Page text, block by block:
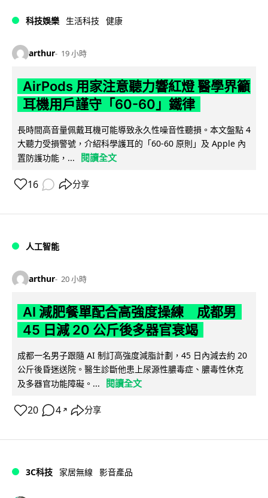
科技娛樂 生活科技 健康
arthur 19 小時
AirPods 用家注意聽力響紅燈 醫學界籲
耳機用戶謹守「60-60」鐵律
長時間高音量佩戴耳機可能導致永久性噪音性聽損。本文盤點 4
大聽力受損警號，介紹科學護耳的「60-60 原則」及 Apple 內
置防護功能，...
閱讀全文
16 分享
人工智能
arthur 20 小時
AI 減肥餐單配合高強度操練 成都男
45 日減 20 公斤後多器官衰竭
成都一名男子跟隨 AI 制訂高強度減脂計劃，45 日內減去約 20
公斤後昏迷送院。醫生診斷他患上尿源性膿毒症、膿毒性休克
及多器官功能障礙。...
閱讀全文
20 4 ↗ 分享
3C科技 家居無線 影音產品